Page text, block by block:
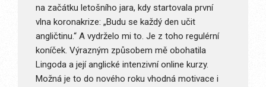
na začátku letošního jara, kdy startovala první
vlna koronakrize: „Budu se každý den učit
angličtinu.“ A vydrželo mi to. Je z toho regulérní
koníček. Výrazným způsobem mě obohatila
Lingoda a její anglické intenzivní online kurzy.
Možná je to do nového roku vhodná motivace i